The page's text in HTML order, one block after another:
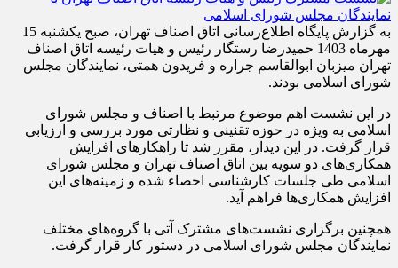
به گزارش پایگاه اطلاع‌رسانی اتاق اصناف تهران، صبح یکشنبه 15
مهرماه 1403 حمیدرضا رستگار رئیس و هیات رئیسه اتاق اصناف
تهران میزبان ابوالقاسم جراره و فریدون همتی، نمایندگان مجلس
شورای اسلامی بودند.
در این نشست اهم موضوع مرتبط با اصناف و مجلس شورای
اسلامی به ویژه در حوزه تقنینی و نظارتی مورد بررسی و ارزیابی
قرار گرفت. در این دیدار، مقرر شد تا راهکارهای افزایش
همکاری‌های دو سویه بین اتاق اصناف تهران و مجلس شورای
اسلامی طی جلسات کارشناسی احصاء شده و زمینه‌های این
افزایش همکاری‌ها فراهم آید.
همچنین برگزاری نشست‌های مشترک آتی با گروه‌های مختلف
نمایندگان مجلس شورای اسلامی در دستور کار قرار گرفت.